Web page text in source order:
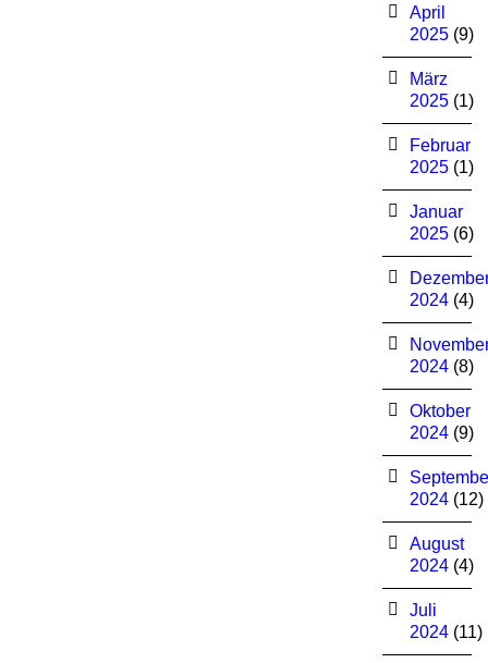
April
2025 (9)
März
2025 (1)
Februar
2025 (1)
Januar
2025 (6)
2024 (4)
2024 (8)
Oktober
2024 (9)
2024 (12)
August
2024 (4)
Juli
2024 (11)